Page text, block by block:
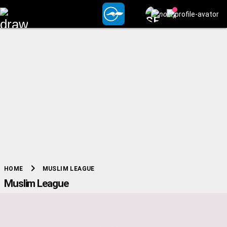
HOME chevron_right MUSLIM LEAGUE
Muslim League